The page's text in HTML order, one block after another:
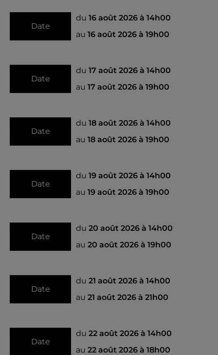
Date
du 16 août 2026 à 14h00
au 16 août 2026 à 19h00
Date
du 17 août 2026 à 14h00
au 17 août 2026 à 19h00
Date
du 18 août 2026 à 14h00
au 18 août 2026 à 19h00
Date
du 19 août 2026 à 14h00
au 19 août 2026 à 19h00
Date
du 20 août 2026 à 14h00
au 20 août 2026 à 19h00
Date
du 21 août 2026 à 14h00
au 21 août 2026 à 21h00
Date
du 22 août 2026 à 14h00
au 22 août 2026 à 18h00